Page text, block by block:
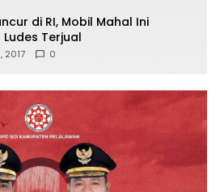
di RI, Mobil Mahal Ini
Terjual
2017 0